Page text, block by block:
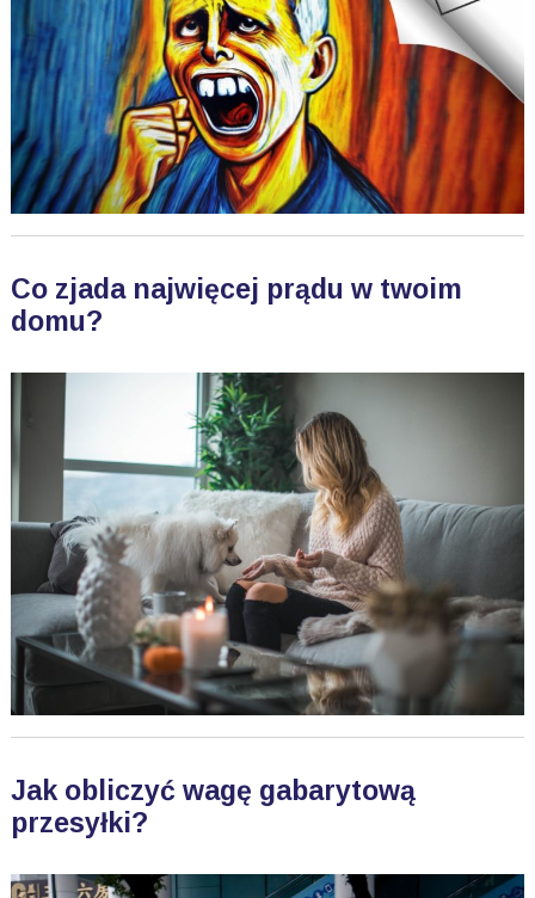
Co zjada najwięcej prądu w twoim
domu?
Jak obliczyć wagę gabarytową
przesyłki?